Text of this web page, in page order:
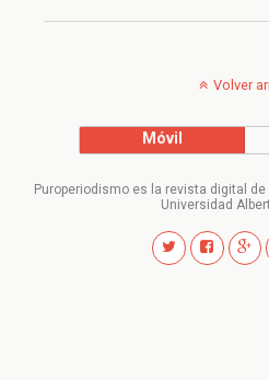
Volver
Móvil
Puroperiodismo es la revista digital
Universidad